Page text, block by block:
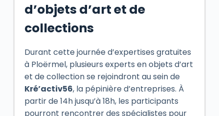
d’objets d’art et de
collections
Durant cette journée d’expertises gratuites
à Ploërmel, plusieurs experts en objets d’art
et de collection se rejoindront au sein de
Kré’activ56, la pépinière d’entreprises. À
partir de 14h jusqu’à 18h, les participants
pourront rencontrer des spécialistes pour